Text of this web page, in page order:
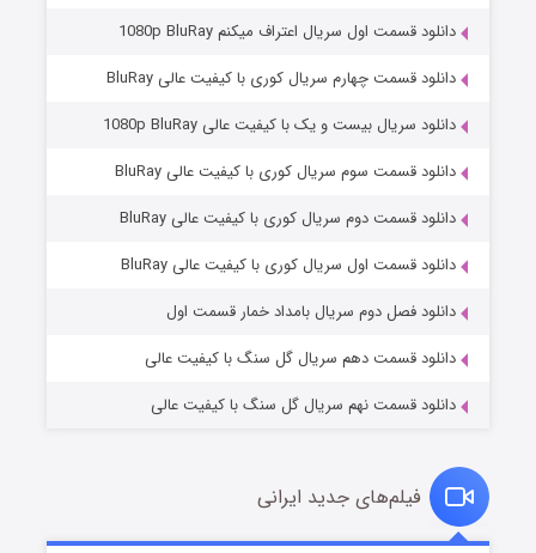
عملیات آپارتمان
قسمت۲ (زیرنویس) منتشر شد
دانلود قسمت اول سریال اعتراف میکنم 1080p BluRay
دانلود قسمت چهارم سریال کوری با کیفیت عالی BluRay
دانلود سریال بیست و یک با کیفیت عالی 1080p BluRay
دانلود قسمت سوم سریال کوری با کیفیت عالی BluRay
دانلود قسمت دوم سریال کوری با کیفیت عالی BluRay
دانلود قسمت اول سریال کوری با کیفیت عالی BluRay
دانلود فصل دوم سریال بامداد خمار قسمت اول
دانلود قسمت دهم سریال گل سنگ با کیفیت عالی
دانلود قسمت نهم سریال گل سنگ با کیفیت عالی
فیلم‌های جدید ایرانی